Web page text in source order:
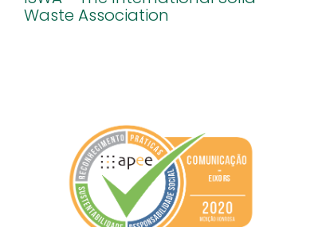
Waste Association